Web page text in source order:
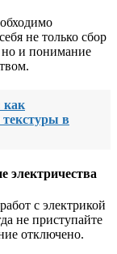
не только сбор
но и понимание
как
в
электричества
с электрикой
не приступайте
отключено.